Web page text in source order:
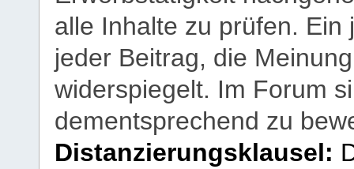
alle Inhalte zu prüfen.
jeder Beitrag, die
widerspiegelt. Im Forum
dementsprechend zu
Distanzierungsklausel: